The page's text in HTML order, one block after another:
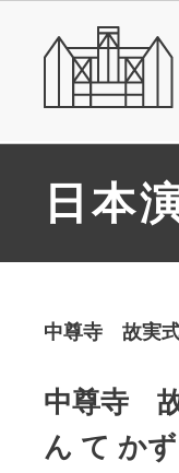
日本
中尊寺 故実式
中尊寺
ん て かず